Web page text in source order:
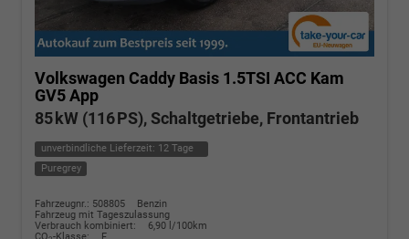
Volkswagen Caddy Basis 1.5TSI ACC Kam
GV5 App
85 kW (116 PS), Schaltgetriebe, Frontantrieb
unverbindliche Lieferzeit: 12 Tage
Puregrey
Fahrzeugnr.: 508805
Benzin
Fahrzeug mit Tageszulassung
Verbrauch kombiniert:
6,90 l/100km